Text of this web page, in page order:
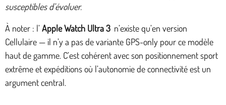
susceptibles d’évoluer.
À noter : l’Apple Watch Ultra 3 n’existe qu’en version
Cellulaire — il n’y a pas de variante GPS-only pour ce modèle
haut de gamme. C’est cohérent avec son positionnement sport
extrême et expéditions où l’autonomie de connectivité est un
argument central.